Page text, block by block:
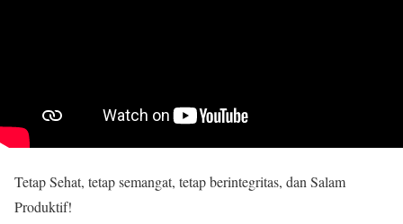
Tetap Sehat, tetap semangat, tetap berintegritas, dan Salam
Produktif!